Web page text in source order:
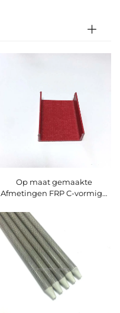
Op maat gemaakte
Afmetingen FRP C-vormige
voor Technische
Bouwsteunbalken